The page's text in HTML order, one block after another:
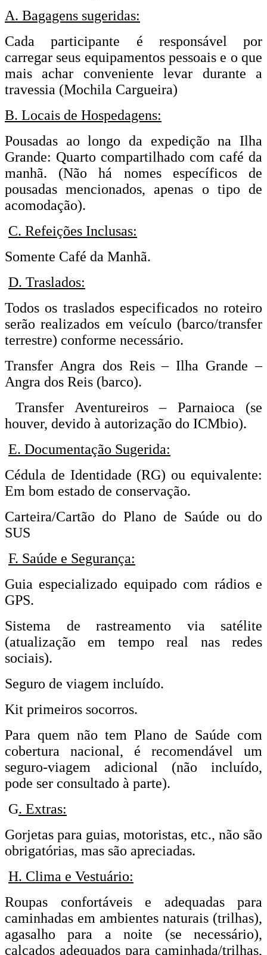
A. Bagagens sugeridas:
Cada participante é responsável por
carregar seus equipamentos pessoais e o que
mais achar conveniente levar durante a
travessia (Mochila Cargueira)
B. Locais de Hospedagens:
Pousadas ao longo da expedição na Ilha
Grande: Quarto compartilhado com café da
manhã. (Não há nomes específicos de
pousadas mencionados, apenas o tipo de
acomodação).
C. Refeições Inclusas:
Somente Café da Manhã.
D. Traslados:
Todos os traslados especificados no roteiro
serão realizados em veículo (barco/transfer
terrestre) conforme necessário.
Transfer Angra dos Reis – Ilha Grande –
Angra dos Reis (barco).
Transfer Aventureiros – Parnaioca (se
houver, devido à autorização do ICMbio).
E. Documentação Sugerida:
Cédula de Identidade (RG) ou equivalente:
Em bom estado de conservação.
Carteira/Cartão do Plano de Saúde ou do
SUS
F. Saúde e Segurança:
Guia especializado equipado com rádios e
GPS.
Sistema de rastreamento via satélite
(atualização em tempo real nas redes
sociais).
Seguro de viagem incluído.
Kit primeiros socorros.
Para quem não tem Plano de Saúde com
cobertura nacional, é recomendável um
seguro-viagem adicional (não incluído,
pode ser consultado à parte).
G. Extras:
Gorjetas para guias, motoristas, etc., não são
obrigatórias, mas são apreciadas.
H. Clima e Vestuário:
Roupas confortáveis e adequadas para
caminhadas em ambientes naturais (trilhas),
agasalho para a noite (se necessário),
calçados adequados para caminhada/trilhas,